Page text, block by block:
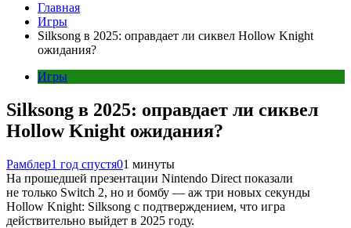
Главная
Игры
Silksong в 2025: оправдает ли сиквел Hollow Knight
ожидания?
Игры
Silksong в 2025: оправдает ли сиквел
Hollow Knight ожидания?
Рамблер1 год спустя01 минуты
На прошедшей презентации Nintendo Direct показали
не только Switch 2, но и бомбу — аж три новых секунды
Hollow Knight: Silksong с подтверждением, что игра
действительно выйдет в 2025 году.